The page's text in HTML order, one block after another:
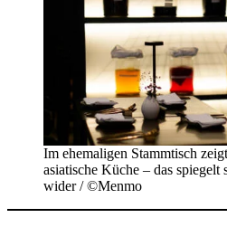
Im ehemaligen Stammtisch
asiatische Küche – das
wider / ©Menmo